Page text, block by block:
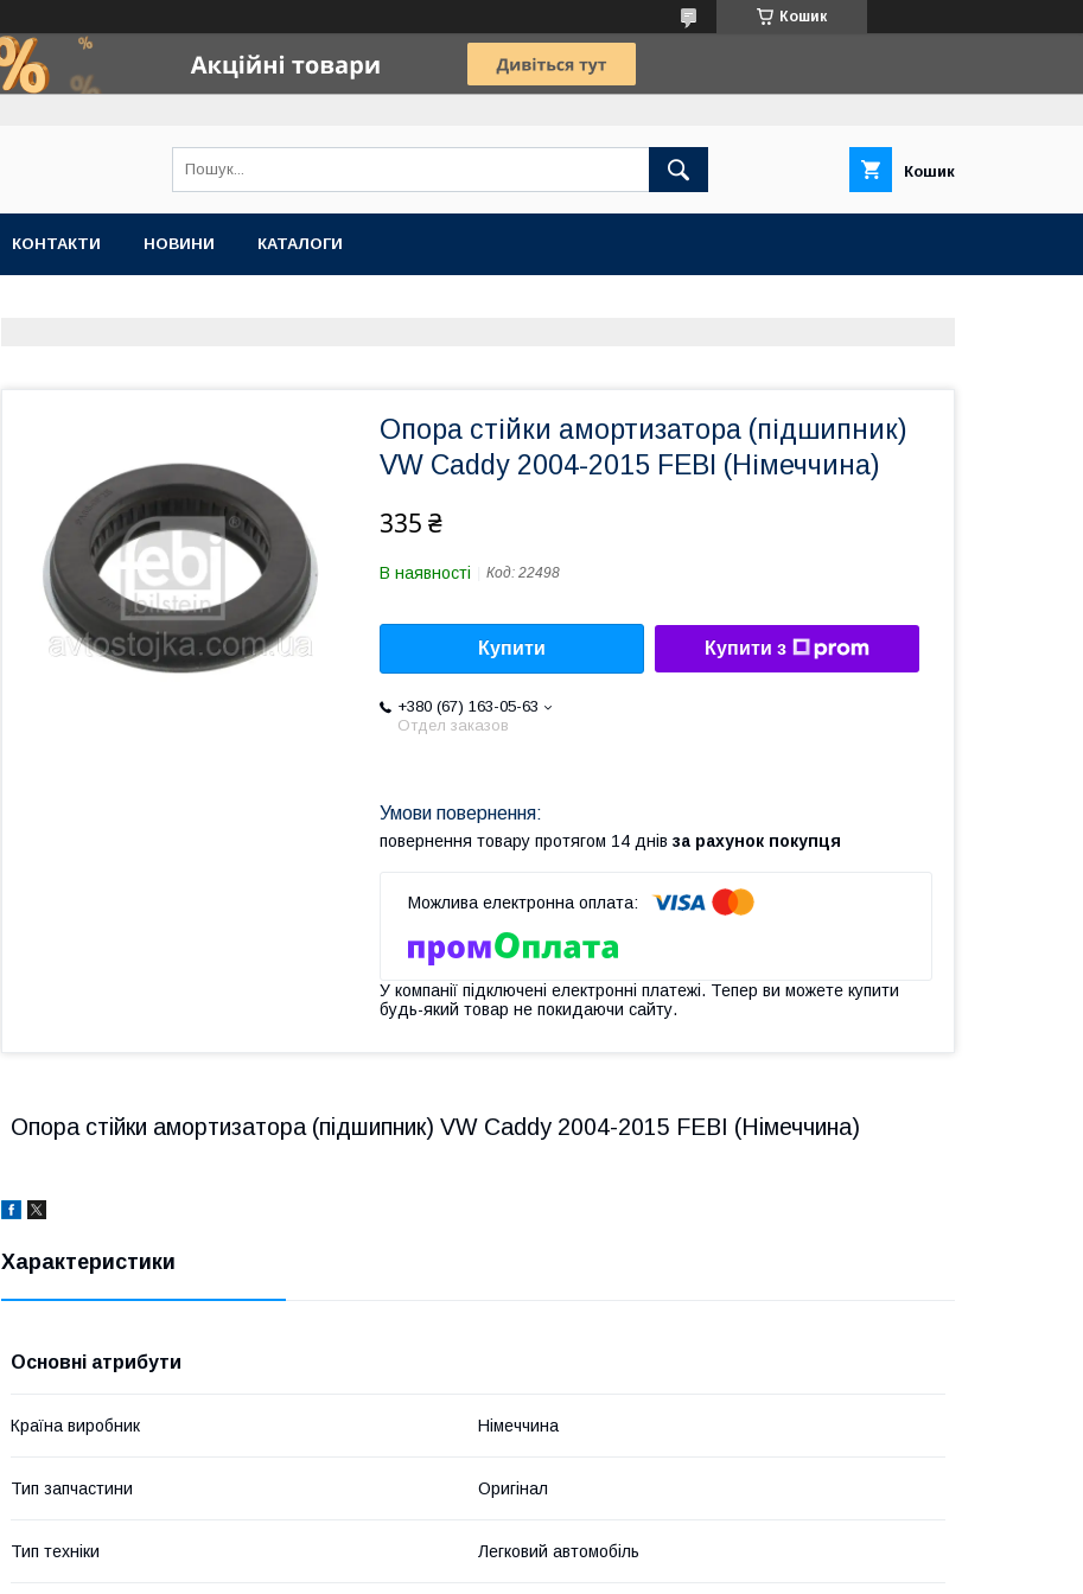
Кошик
Кошик
КОНТАКТИ НОВИНИ КАТАЛОГИ
Опора стійки амортизатора (підшипник)
VW Caddy 2004-2015 FEBI (Німеччина)
335 ₴
В наявності Код: 22498
Купити Купити з
+380 (67) 163-05-63
Отдел заказов
повернення товару протягом 14 днів за рахунок покупця
У компанії підключені електронні платежі. Тепер ви можете купити
будь-який товар не покидаючи сайту.
Опора стійки амортизатора (підшипник) VW Caddy 2004-2015 FEBI (Німеччина)
Характеристики
Основні атрибути
Країна виробник Німеччина
Тип запчастини Оригінал
Тип техніки Легковий автомобіль